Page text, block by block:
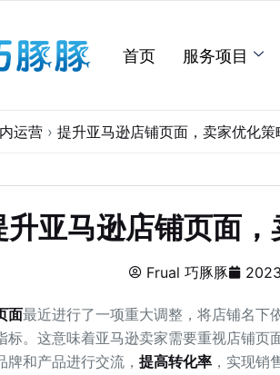
首页 服务项目
运营 › 提升亚马逊店铺页面，卖家优化策
升亚马逊店铺页面，
Frual 巧豚豚
面最近进行了一项重大调整，将店铺名下
标。这意味着亚马逊卖家需要重视店铺
牌和产品进行交流， 提高转化率，实现销